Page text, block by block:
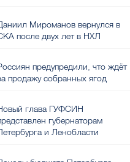
Мироманов вернулся в
после двух лет в НХЛ
предупредили, что ждёт
продажу собранных ягод
глава ГУФСИН
губернаторам
и Ленобласти